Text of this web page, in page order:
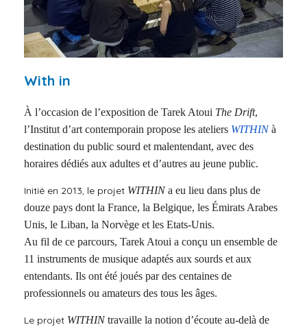
With in
À l’occasion de l’exposition de Tarek Atoui The Drift,
l’Institut d’art contemporain propose les ateliers WITHINà
destination du public sourd et malentendant, avec des
horaires dédiés aux adultes et d’autres au jeune public.
Initié en 2013, le projet WITHINa eu lieu dans plus de
douze pays dont la France, la Belgique, les Émirats Arabes
Unis, le Liban, la Norvège et les Etats-Unis.
Au fil de ce parcours, Tarek Atoui a conçu un ensemble de
11 instruments de musique adaptés aux sourds et aux
entendants. Ils ont été joués par des centaines de
professionnels ou amateurs des tous les âges.
Le projet WITHINtravaille la notion d’écoute au-delà de